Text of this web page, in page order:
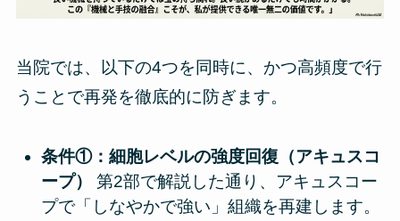
当院では、以下の4つを同時に、かつ高頻度で行
うことで再発を徹底的に防ぎます。
条件①：細胞レベルの強度回復（アキュスコ
ープ）
第2部で解説した通り、アキュスコー
プで「しなやかで強い」組織を再建します。